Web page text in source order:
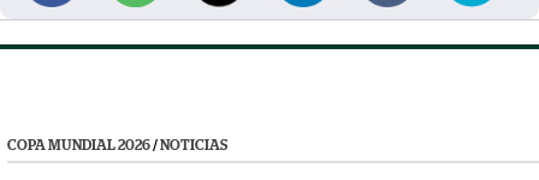
COPA MUNDIAL 2026/NOTICIAS